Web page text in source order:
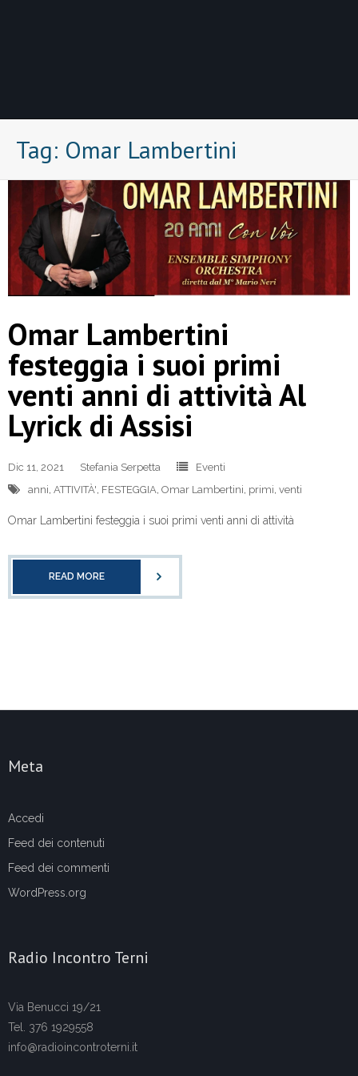
Tag: Omar Lambertini
Omar Lambertini
festeggia i suoi primi
venti anni di attività Al
Lyrick di Assisi
Dic 11, 2021 Stefania Serpetta
Eventi
anni, ATTIVITÀ', FESTEGGIA, Omar Lambertini, primi, venti
Omar Lambertini festeggia i suoi primi venti anni di attività
READ MORE
Meta
Accedi
Feed dei contenuti
Feed dei commenti
WordPress.org
Radio Incontro Terni
Via Benucci 19/21
Tel. 376 1929558
info@radioincontroterni.it